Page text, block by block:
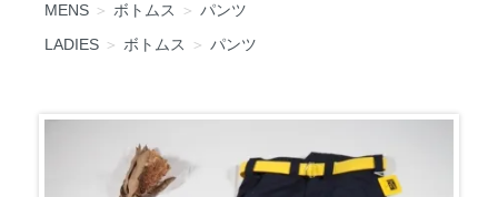
MENS ＞ ボトムス ＞ パンツ
LADIES ＞ ボトムス ＞ パンツ